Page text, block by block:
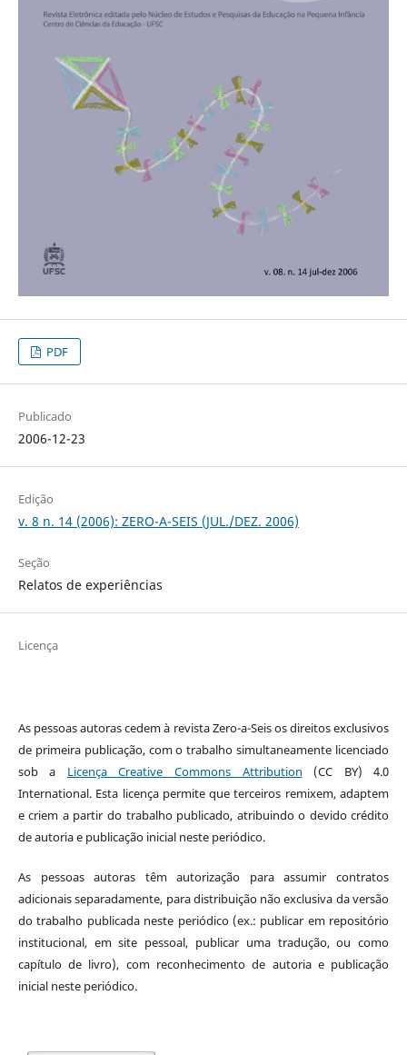
PDF
Publicado
2006-12-23
Edição
v. 8 n. 14 (2006): ZERO-A-SEIS (JUL./DEZ. 2006)
Seção
Relatos de experiências
Licença
As pessoas autoras cedem à revista Zero-a-Seis os direitos exclusivos
de primeira publicação, com o trabalho simultaneamente licenciado
sob a Licença Creative Commons Attribution (CC BY) 4.0
International. Esta licença permite que terceiros remixem, adaptem
e criem a partir do trabalho publicado, atribuindo o devido crédito
de autoria e publicação inicial neste periódico.
As pessoas autoras têm autorização para assumir contratos
adicionais separadamente, para distribuição não exclusiva da versão
do trabalho publicada neste periódico (ex.: publicar em repositório
institucional, em site pessoal, publicar uma tradução, ou como
capítulo de livro), com reconhecimento de autoria e publicação
inicial neste periódico.